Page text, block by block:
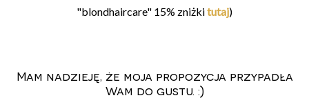
"blondhaircare" 15% zniżkitutaj)
Mam nadzieję, że moja propozycja przypadła
Wam do gustu. :)